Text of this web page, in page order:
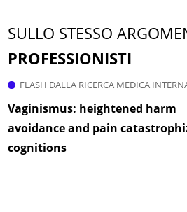
SULLO STESSO
PROFESSIONISTI
FLASH DALLA RICERCA MEDICA
Vaginismus: heightened harm
avoidance and pain
cognitions